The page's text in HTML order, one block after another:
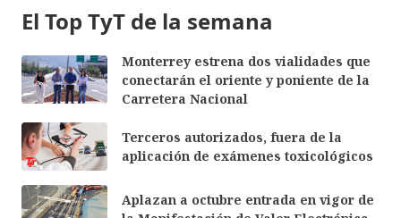
El Top TyT de la semana
Monterrey estrena dos vialidades que
conectarán el oriente y poniente de la
Carretera Nacional
Terceros autorizados, fuera de la
aplicación de exámenes toxicológicos
Aplazan a octubre entrada en vigor de